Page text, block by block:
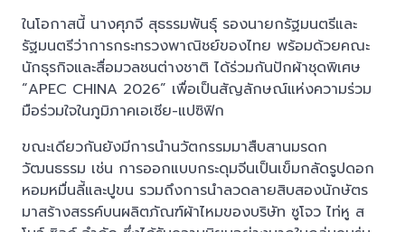
ในโอกาสนี้ นางศุภจี สุธรรมพันธุ์ รองนายกรัฐมนตรีและ
รัฐมนตรีว่าการกระทรวงพาณิชย์ของไทย พร้อมด้วยคณะ
นักธุรกิจและสื่อมวลชนต่างชาติ ได้ร่วมกันปักผ้าชุดพิเศษ
“APEC CHINA 2026” เพื่อเป็นสัญลักษณ์แห่งความร่วม
มือร่วมใจในภูมิภาคเอเชีย-แปซิฟิก
ขณะเดียวกันยังมีการนำนวัตกรรมมาสืบสานมรดก
วัฒนธรรม เช่น การออกแบบกระดุมจีนเป็นเข็มกลัดรูปดอก
หอมหมื่นลี้และปูขน รวมถึงการนำลวดลายสิบสองนักษัตร
มาสร้างสรรค์บนผลิตภัณฑ์ผ้าไหมของบริษัท ซูโจว ไท่หู ส